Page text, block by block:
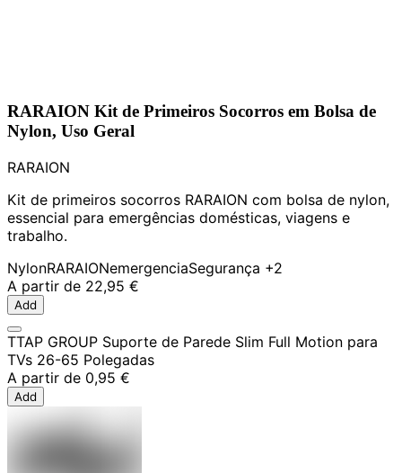
RARAION Kit de Primeiros Socorros em Bolsa de
Nylon, Uso Geral
RARAION
Kit de primeiros socorros RARAION com bolsa de nylon,
essencial para emergências domésticas, viagens e
trabalho.
NylonRARAIONemergenciaSegurança +2
A partir de 22,95 €
Add
TTAP GROUP Suporte de Parede Slim Full Motion para
TVs 26-65 Polegadas
A partir de 0,95 €
Add